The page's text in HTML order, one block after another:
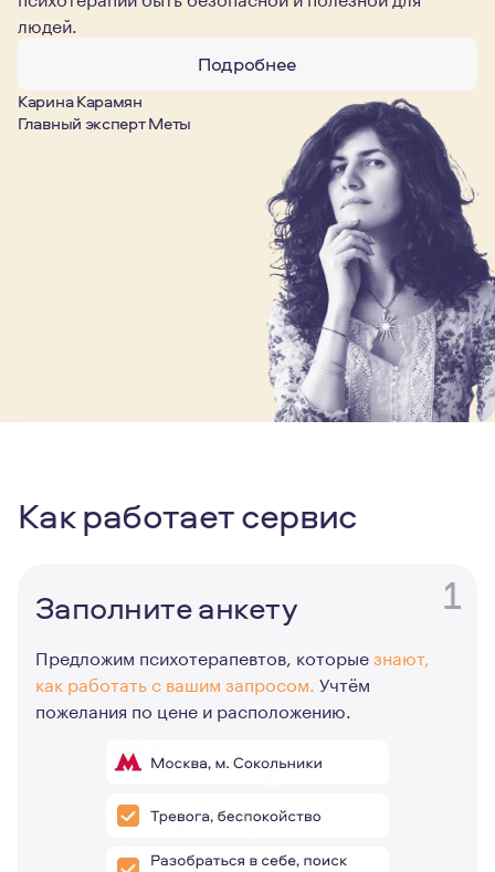
людей.
Подробнее
Карина Карамян
Главный эксперт Меты
Как работает сервис
1
Заполните анкету
Предложим психотерапевтов, которыезнают,
как работать с вашим запросом. Учтём
пожелания по цене и расположению.